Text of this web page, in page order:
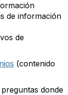
de información
de
(contenido
donde